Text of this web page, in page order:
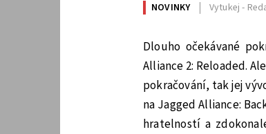
NOVINKY Vytukej -
Dlouho očekávané
Alliance 2: Reloaded.
pokračování, tak jej
na Jagged Alliance:
hratelností a